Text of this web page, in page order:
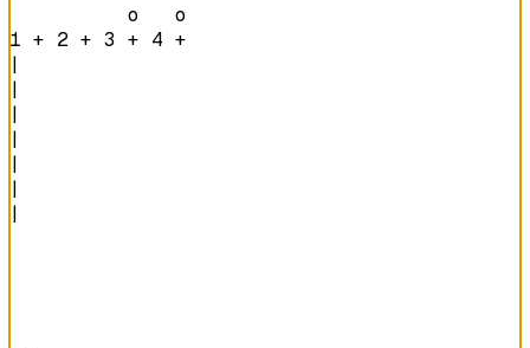
          o   o
1 + 2 + 3 + 4 +
|
|
|
|
|
|
|